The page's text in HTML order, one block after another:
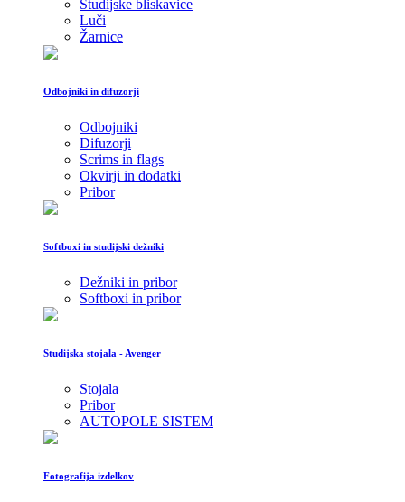
Studijske bliskavice
Luči
Žarnice
Odbojniki in difuzorji
Odbojniki
Difuzorji
Scrims in flags
Okvirji in dodatki
Pribor
Softboxi in studijski dežniki
Dežniki in pribor
Softboxi in pribor
Studijska stojala - Avenger
Stojala
Pribor
AUTOPOLE SISTEM
Fotografija izdelkov